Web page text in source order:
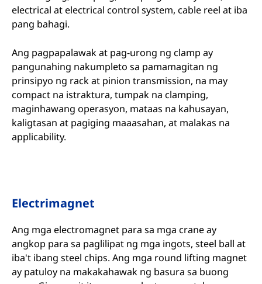
electrical at electrical control system, cable reel at iba
pang bahagi.
Ang pagpapalawak at pag-urong ng clamp ay
pangunahing nakumpleto sa pamamagitan ng
prinsipyo ng rack at pinion transmission, na may
compact na istraktura, tumpak na clamping,
maginhawang operasyon, mataas na kahusayan,
kaligtasan at pagiging maaasahan, at malakas na
applicability.
Electrimagnet
Ang mga electromagnet para sa mga crane ay
angkop para sa paglilipat ng mga ingots, steel ball at
iba't ibang steel chips. Ang mga round lifting magnet
ay patuloy na makakahawak ng basura sa buong